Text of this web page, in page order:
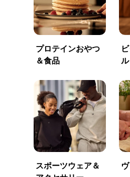
プロテインおやつ
＆食品
ル
スポーツウェア＆